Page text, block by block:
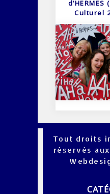
Culturel
Tout droits
réservés